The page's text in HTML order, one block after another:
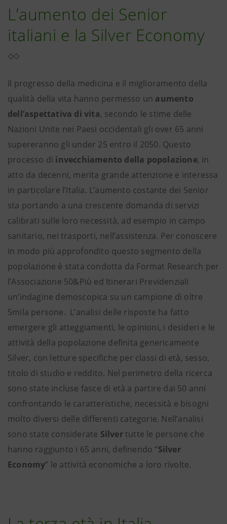
L’aumento dei Senior
italiani e la Silver Economy
Il progresso della medicina e il miglioramento della
qualità della vita hanno permesso un aumento
dell’aspettativa di vita, secondo le stime delle
Nazioni Unite nei Paesi occidentali gli over 65 anni
supereranno gli under 25 entro il 2050. Questo
processo di invecchiamento della popolazione, in
atto da decenni, merita grande attenzione e interessa
in particolare l’Italia. L’aumento costante dei Senior
sta portando a una crescente domanda di servizi
calibrati sulle loro necessità, ad esempio in campo
sanitario, nei trasporti, nell’assistenza. Per conoscere
in modo più approfondito questo segmento della
popolazione è stata condotta da Format Research per
l’Associazione 50&Più ed Itinerari Previdenziali
un’indagine demoscopica su un campione di oltre
5mila persone. L’analisi delle risposte ha fatto
emergere gli atteggiamenti, le opinioni, i desideri e le
attività della popolazione definita genericamente
Silver, con letture specifiche per classi di età, sesso,
titolo di studio e reddito. Nel perimetro della ricerca
sono state incluse fasce di età a partire dai 50 anni
confrontando le caratteristiche, necessità e bisogni
molto diversi delle differenti categorie. Nell’analisi
sono state considerate Silvertutte le persone che
hanno raggiunto i 65 anni, definendo “Silver
Economy” le attività economiche a loro rivolte.